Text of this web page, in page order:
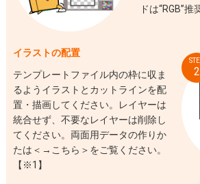
ドは“RGB”推
2
イラストの配置
テンプレートファイル内の枠に収ま
るようイラストとカットラインを配
置・描画してください。レイヤーは
統合せず、不要なレイヤーは削除し
てください。両面用データの作りか
たは＜ →こちら ＞をご覧ください。
【※1】